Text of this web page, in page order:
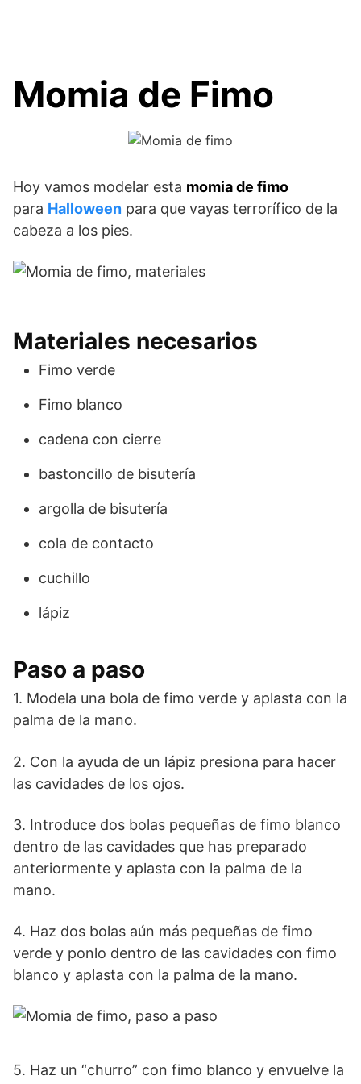
Momia de Fimo
Hoy vamos modelar esta momia de fimo
para Halloween para que vayas terrorífico de la
cabeza a los pies.
Materiales necesarios
Fimo verde
Fimo blanco
cadena con cierre
bastoncillo de bisutería
argolla de bisutería
cola de contacto
cuchillo
lápiz
Paso a paso
1. Modela una bola de fimo verde y aplasta con la
palma de la mano.
2. Con la ayuda de un lápiz presiona para hacer
las cavidades de los ojos.
3. Introduce dos bolas pequeñas de fimo blanco
dentro de las cavidades que has preparado
anteriormente y aplasta con la palma de la
mano.
4. Haz dos bolas aún más pequeñas de fimo
verde y ponlo dentro de las cavidades con fimo
blanco y aplasta con la palma de la mano.
5. Haz un “churro” con fimo blanco y envuelve la